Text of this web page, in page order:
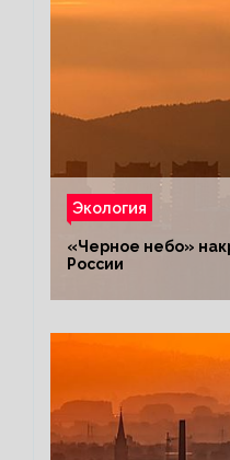
Экология
«Черное небо»
России